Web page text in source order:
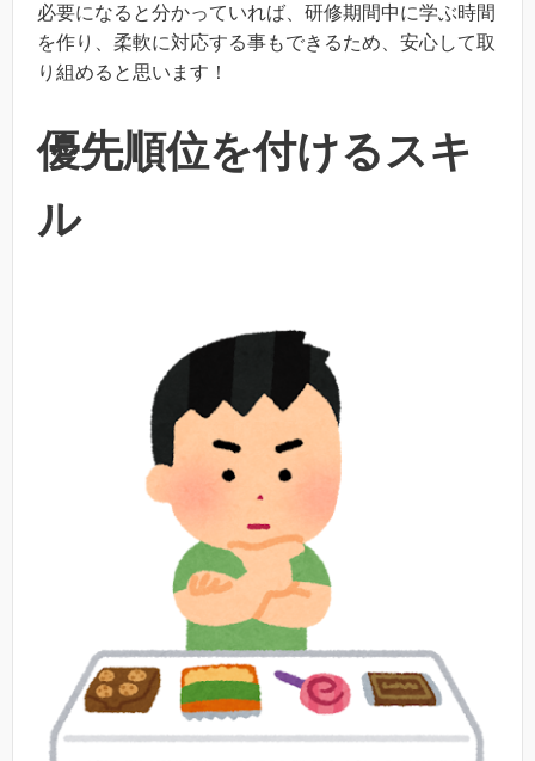
必要になると分かっていれば、研修期間中に学ぶ時間
を作り、柔軟に対応する事もできるため、安心して取
り組めると思います！
優先順位を付けるスキ
ル